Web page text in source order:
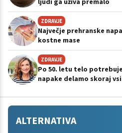
ZDRAVJE
Največje prehranske
kostne mase
ZDRAVJE
Po 50. letu telo
napake delamo skoraj vsi
ALTERNATIVA